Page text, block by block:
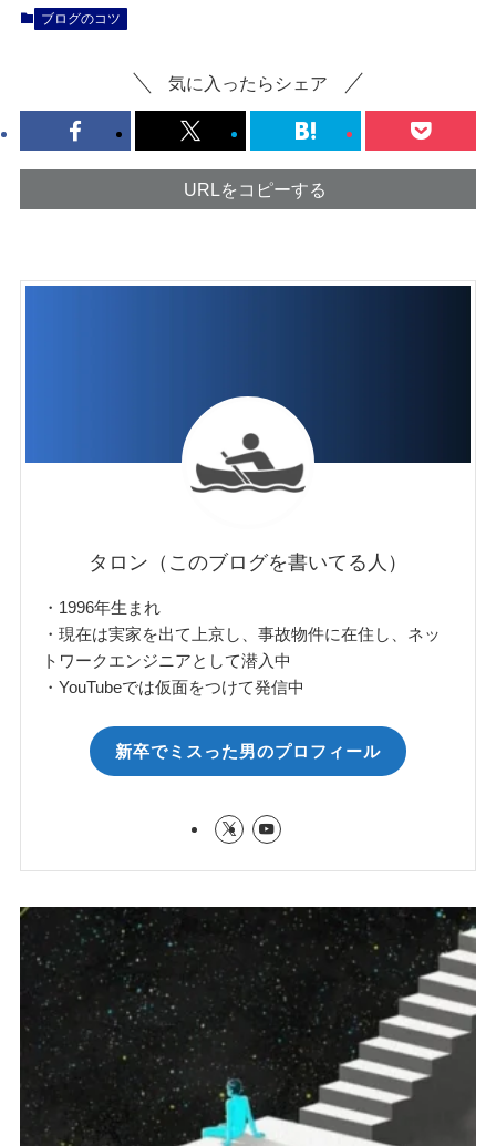
ブログのコツ
気に入ったらシェア
URLをコピーする
タロン（このブログを書いてる人）
・1996年生まれ
・現在は実家を出て上京し、事故物件に在住し、ネッ
トワークエンジニアとして潜入中
・YouTubeでは仮面をつけて発信中
新卒でミスった男のプロフィール